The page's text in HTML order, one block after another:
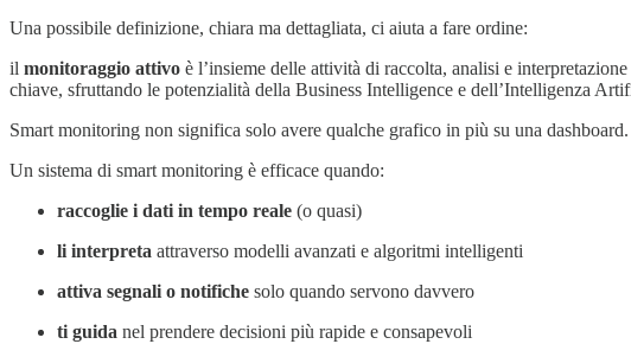
Una possibile definizione, chiara ma dettagliata, ci aiuta a fare ordine:
il monitoraggio attivo è l’insieme delle attività di raccolta, analisi e
chiave, sfruttando le potenzialità della Business Intelligence e dell’Intelligenza
Smart monitoring non significa solo avere qualche grafico in più su una
Un sistema di smart monitoring è efficace quando:
raccoglie i dati in tempo reale (o quasi)
li interpreta attraverso modelli avanzati e algoritmi intelligenti
attiva segnali o notifiche solo quando servono davvero
ti guida nel prendere decisioni più rapide e consapevoli